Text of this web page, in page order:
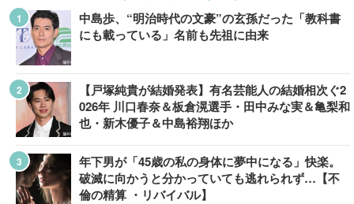
中島歩、“明治時代の文豪”の玄孫だった「教科書
にも載っている」名前も先祖に由来
【戸塚純貴が結婚発表】有名芸能人の結婚相次ぐ2
026年 川口春奈＆板倉滉選手・田中みな実＆亀梨和
也・新木優子＆中島裕翔ほか
年下男が「45歳の私の身体に夢中になる」快楽。
破滅に向かうと分かっていても逃れられず…【不
倫の精算 ・リバイバル】